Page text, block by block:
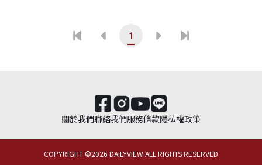
1
關於我們聯絡我們服務條款隱私權政策
COPYRIGHT ©2026 DAILYVIEW ALL RIGHTS RESERVED